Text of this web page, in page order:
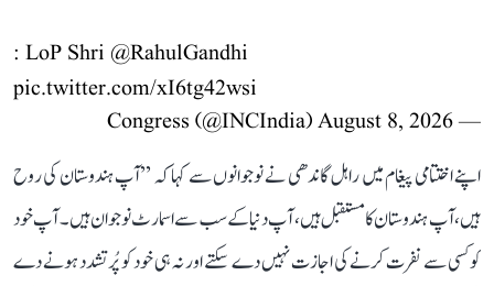
: LoP Shri @RahulGandhi
pic.twitter.com/xI6tg42wsi
— Congress (@INCIndia)
August 8, 2026
اپنے اختتامی پیغام میں راہل گاندھی نے نوجوانوں سے کہا کہ ’’آپ ہندوستان کی روح
ہیں، آپ ہندوستان کا مستقبل ہیں، آپ دنیا کے سب سے اسمارٹ نوجوان ہیں۔ آپ خود
کو کسی سے نفرت کرنے کی اجازت نہیں دے سکتے اور نہ ہی خود کو پُرتشدد ہونے دے